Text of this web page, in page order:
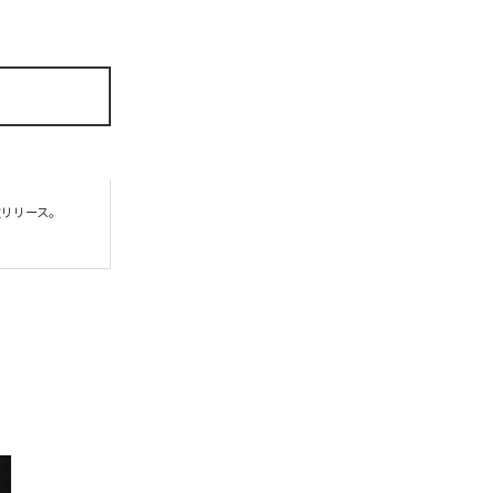
リース。